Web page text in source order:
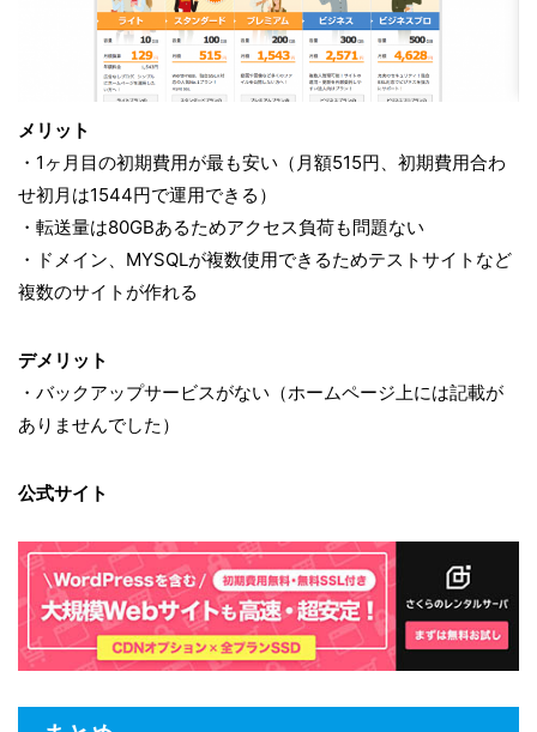
メリット
・1ヶ月目の初期費用が最も安い（月額515円、初期費用合わ
せ初月は1544円で運用できる）
・転送量は80GBあるためアクセス負荷も問題ない
・ドメイン、MYSQLが複数使用できるためテストサイトなど
複数のサイトが作れる
デメリット
・バックアップサービスがない（ホームページ上には記載が
ありませんでした）
公式サイト